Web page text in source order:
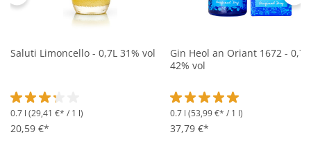
Saluti Limoncello - 0,7L 31% vol
Durchschnittliche Bewertung von 3.2 von 5 Sternen
0.7 l (29,41 €* / 1 l)
20,59 €*
Gin Heol an Oriant 1672 - 0,7L
42% vol
Durchschnittliche
0.7 l (53,99 €* / 1 l)
37,79 €*